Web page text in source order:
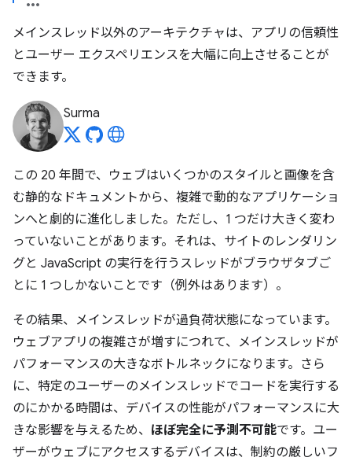
メインスレッド以外のアーキテクチャは、アプリの信頼性
とユーザー エクスペリエンスを大幅に向上させることが
できます。
Surma
この 20 年間で、ウェブはいくつかのスタイルと画像を含
む静的なドキュメントから、複雑で動的なアプリケーショ
ンへと劇的に進化しました。ただし、1 つだけ大きく変わ
っていないことがあります。それは、サイトのレンダリン
グと JavaScript の実行を行うスレッドがブラウザタブご
とに 1 つしかないことです（例外はあります）。
その結果、メインスレッドが過負荷状態になっています。
ウェブアプリの複雑さが増すにつれて、メインスレッドが
パフォーマンスの大きなボトルネックになります。さら
に、特定のユーザーのメインスレッドでコードを実行する
のにかかる時間は、デバイスの性能がパフォーマンスに大
きな影響を与えるため、 ほぼ完全に予測不可能です。ユー
ザーがウェブにアクセスするデバイスは、制約の厳しいフ